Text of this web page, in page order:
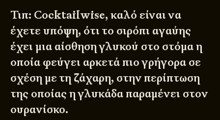
Τιπ: Cocktailwise, καλό είναι να
έχετε υπόψη, ότι το σιρόπι αγαύης
έχει μια αίσθηση γλυκού στο στόμα η
οποία φεύγει αρκετά πιο γρήγορα σε
σχέση με τη ζάχαρη, στην περίπτωση
της οποίας η γλυκάδα παραμένει στον
ουρανίσκο.